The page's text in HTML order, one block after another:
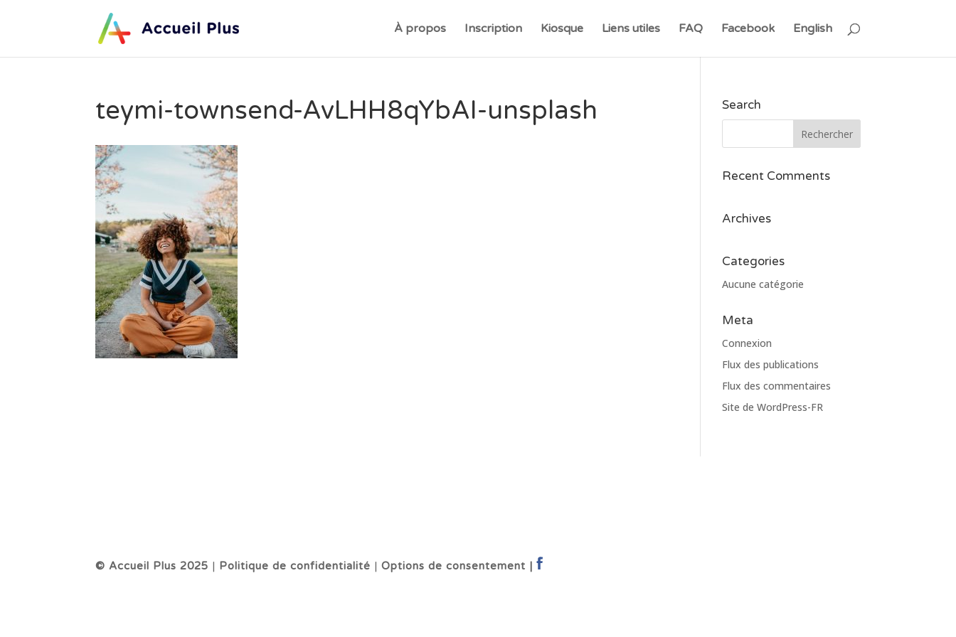
À propos Inscription Kiosque Liens utiles FAQ Facebook English
teymi-townsend-AvLHH8qYbAI-unsplash Search
Recent Comments
Archives
Categories
Aucune catégorie
Meta
Connexion
Flux des publications
Flux des commentaires
Site de WordPress-FR
© Accueil Plus 2025 | Politique de confidentialité |Options de consentement |